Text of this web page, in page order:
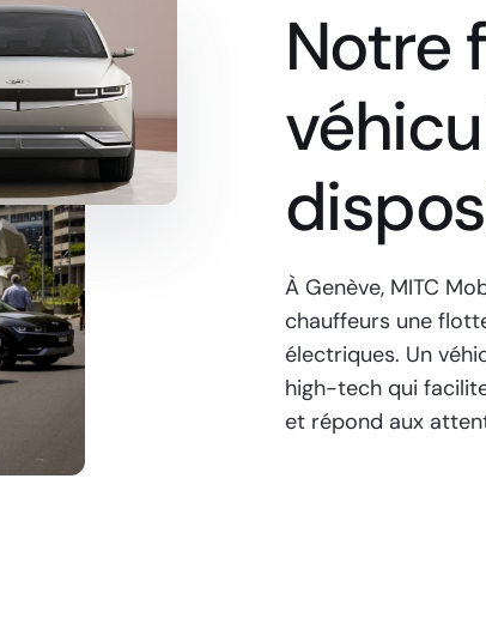
Notre
À Genève, MITC
chauffeurs une
électriques. Un
high-tech qui
et répond aux